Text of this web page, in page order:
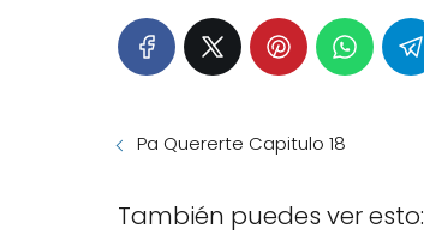
Pa Quererte Capitulo 18
También puedes ver esto: